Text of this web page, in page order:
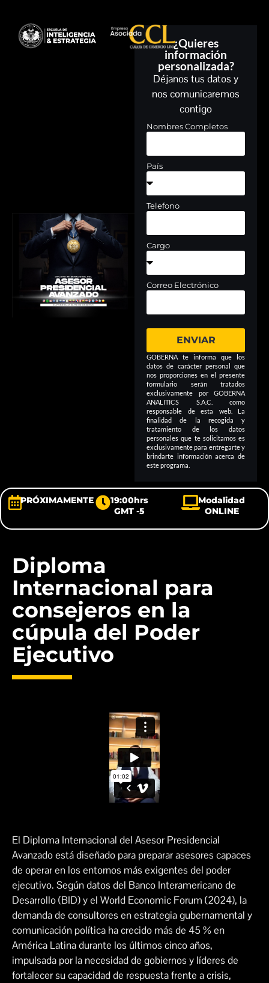
¿Quieres
información
personalizada?
Déjanos tus datos y
nos comunicaremos
contigo
Nombres Completos
País
Telefono
Cargo
Correo Electrónico
ENVIAR
GOBERNA te informa que los
datos de carácter personal que
nos proporciones en el presente
formulario serán tratados
exclusivamente por GOBERNA
ANALITICS S.A.C. como
responsable de esta web. La
finalidad de la recogida y
tratamiento de los datos
personales que te solicitamos es
exclusivamente para entregarte y
brindarte información acerca de
este programa.
PRÓXIMAMENTE
19:00hrs
GMT -5
Modalidad
ONLINE
Diploma
Internacional para
consejeros en la
cúpula del Poder
Ejecutivo
El Diploma Internacional del Asesor Presidencial
Avanzado está diseñado para preparar asesores capaces
de operar en los entornos más exigentes del poder
ejecutivo. Según datos del Banco Interamericano de
Desarrollo (BID) y el World Economic Forum (2024), la
demanda de consultores en estrategia gubernamental y
comunicación política ha crecido más de 45 % en
América Latina durante los últimos cinco años,
impulsada por la necesidad de gobiernos y líderes de
fortalecer su capacidad de respuesta frente a crisis,